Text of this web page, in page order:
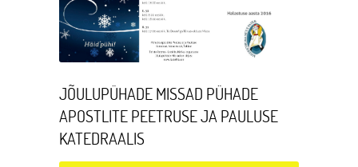
JÕULUPÜHADE MISSAD PÜHADE
APOSTLITE PEETRUSE JA PAULUSE
KATEDRAALIS